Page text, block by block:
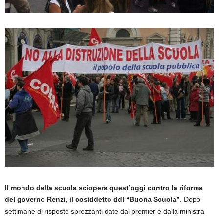
Il mondo della scuola sciopera quest’oggi contro la riforma
del governo Renzi, il cosiddetto ddl “Buona Scuola” . Dopo
settimane di risposte sprezzanti date dal premier e dalla ministra